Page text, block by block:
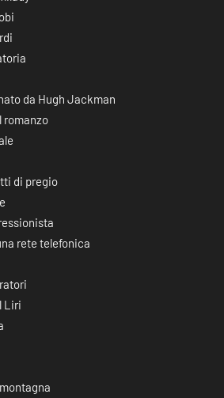
da Hugh Jackman
romanzo
di pregio
rete telefonica
Liri